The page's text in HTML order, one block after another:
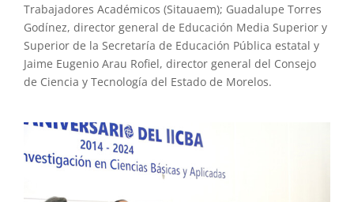
Trabajadores Académicos (Sitauaem); Guadalupe Torres
Godínez, director general de Educación Media Superior y
Superior de la Secretaría de Educación Pública estatal y
Jaime Eugenio Arau Rofiel, director general del Consejo
de Ciencia y Tecnología del Estado de Morelos.